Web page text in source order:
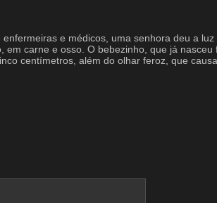
e médicos, uma senhora deu a
carne e osso. O bebezinho, que já
centímetros, além do olhar feroz, que